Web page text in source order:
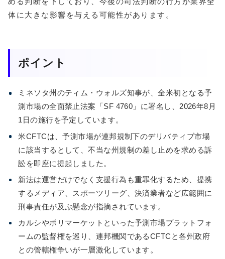
体に大きな影響を与える可能性があります。
ポイント
ミネソタ州のティム・ウォルズ知事が、全米初となる予
測市場の全面禁止法案「SF 4760」に署名し、2026年8月
1日の施行を予定しています。
米CFTCは、予測市場が連邦規制下のデリバティブ市場
に該当するとして、不当な州規制の差し止めを求める訴
訟を即座に提起しました。
新法は運営だけでなく支援行為も重罪化するため、提携
するメディア、スポーツリーグ、決済業者など広範囲に
刑事責任が及ぶ懸念が指摘されています。
カルシやポリマーケットといった予測市場プラットフォ
ームの監督権を巡り、連邦機関であるCFTCと各州政府
との管轄権争いが一層激化しています。